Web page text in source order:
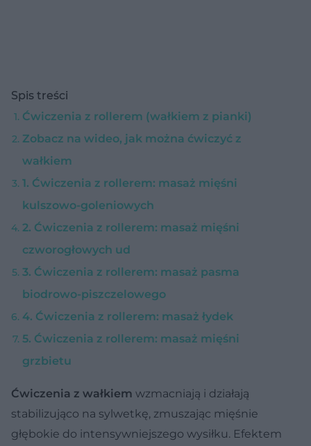
Spis treści
Ćwiczenia z rollerem (wałkiem z pianki)
Zobacz na wideo, jak można ćwiczyć z
wałkiem
1. Ćwiczenia z rollerem: masaż mięśni
kulszowo-goleniowych
2. Ćwiczenia z rollerem: masaż mięśni
czworogłowych ud
3. Ćwiczenia z rollerem: masaż pasma
biodrowo-piszczelowego
4. Ćwiczenia z rollerem: masaż łydek
5. Ćwiczenia z rollerem: masaż mięśni
grzbietu
Ćwiczenia z wałkiem wzmacniają i działają
stabilizująco na sylwetkę, zmuszając mięśnie
głębokie do intensywniejszego wysiłku. Efektem